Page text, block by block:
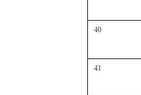
40
41